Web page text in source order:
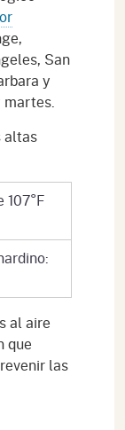
San
y
martes.
altas
107°F
al aire
que
las